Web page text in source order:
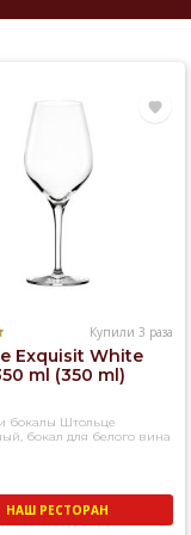
Купили 3 раза
Exquisit White
ml (350 ml)
бокалы Штольце
бокал для белого вина
НАШ РЕСТОРАН